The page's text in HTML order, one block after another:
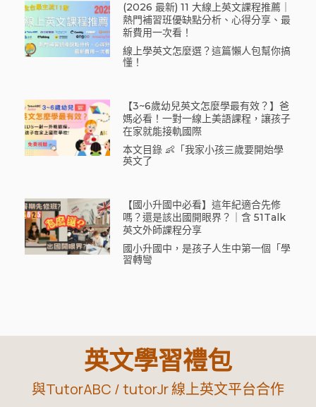
(2026 最新) 11 大線上英文課程推薦｜
熱門補習班優缺點分析、心得分享、最
新費用一次看！
線上學英文怎麼選？這篇懶人包幫你搞
懂！
【3~6歲幼兒英文怎麼學最有效？】爸
媽必看！一對一線上美語課程，讓孩子
在家就能接軌國際
本文目錄 👶「我家小孩三歲要開始學
英文了
【國小升國中必看】這年紀適合先修
嗎？還是該出國開眼界？｜含 51Talk
英文外師課程分享
國小升國中，是孩子人生中第一個「學
習轉彎
英文學習禮包
與TutorABC / tutorJr 線上英文平台合作